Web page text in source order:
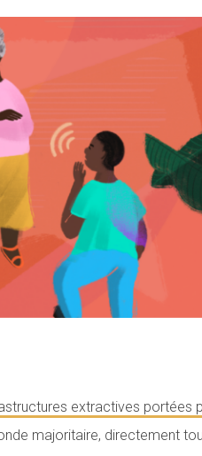
extractives portées
majoritaire, directement